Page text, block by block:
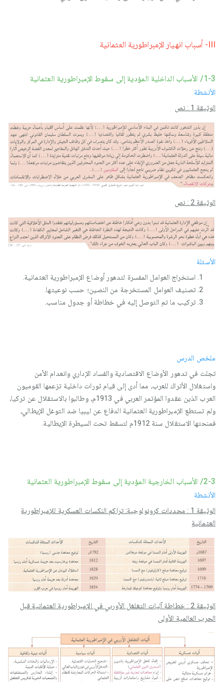
III- أسباب انهيار الإمبراطورية العثمانية
1-3/ الأسباب الداخلية المؤدية إلى سقوط الإمبراطورية العثمانية
الأنشطة
الوثيقة 1 : نص
الوثيقة 2 : نص
الأسئلة
استخراج العوامل المفسرة لتدهور أوضاع الإمبراطورية العثمانية.
تصنيف العوامل المستخرجة من النصين؛ حسب نوعيتها.
تركيب ما تم التوصل إليه في خطاطة أو جدول مناسب.
ملخص الدرس
تجلت في تدهور الأوضاع الاقتصادية والفساد الإداري وانعدام الأمن
واستغلال الأتراك للعرب، مما أدى إلى قيام ثورات داخلية تزعمها القوميون
العرب الذين عقدوا المؤتمر العربي في 1913م، وطالبوا بالاستقلال عن تركيا،
ولم تستطع الإمبراطورية العثمانية الدفاع عن ليبيا ضد التوغل الإيطالي،
فمنحتها الاستقلال سنة 1912م لتسقط تحت السيطرة الإيطالية.
2-3/ الأسباب الخارجية المؤدية إلى سقوط الإمبراطورية العثمانية
الأنشطة
الوثيقة 1 : محددات كرونولوجیة: تراكم النكسات العسكرية للإمبراطورية
العثمانية
الوثيقة 2 : خطاطة آليات التغلغل الأوربي في الإمبراطورية العثمانية قبل
الحرب العالمية الأولى